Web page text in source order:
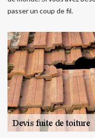
passer un coup de fil.